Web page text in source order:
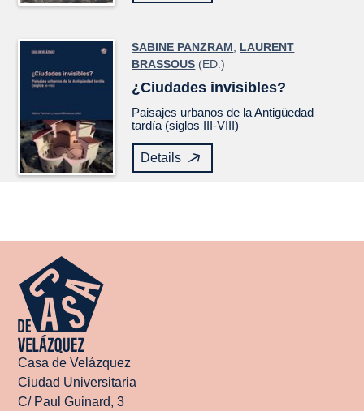
SABINE PANZRAM
LAURENT
BRASSOUS (ED.)
¿Ciudades invisibles?
Paisajes urbanos de la Antigüedad
tardía (siglos III-VIII)
Details
Casa de Velázquez
Ciudad Universitaria
C/ Paul Guinard, 3